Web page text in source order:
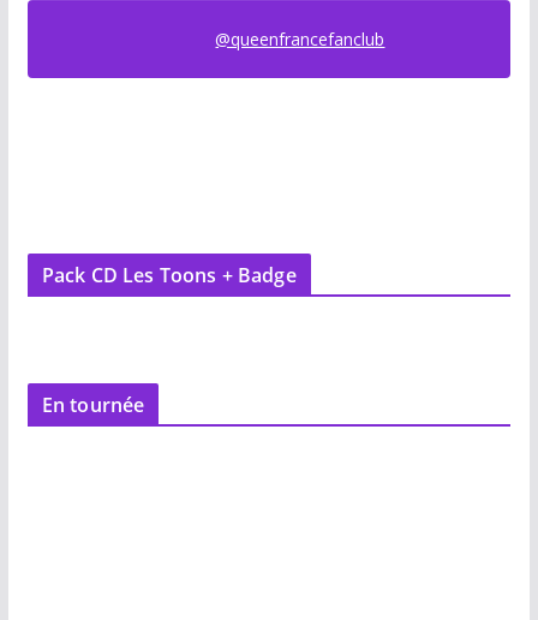
@queenfrancefanclub
Pack CD Les Toons + Badge
En tournée